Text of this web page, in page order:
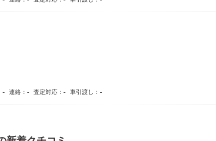
- 連絡： - 査定対応： - 車引渡し： -